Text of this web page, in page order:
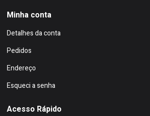
Minha conta
Detalhes da conta
Pedidos
Endereço
Esqueci a senha
Acesso Rápido